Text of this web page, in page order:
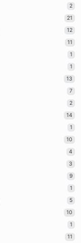
2
21
12
11
1
1
13
7
2
14
1
10
4
3
9
1
5
10
1
11